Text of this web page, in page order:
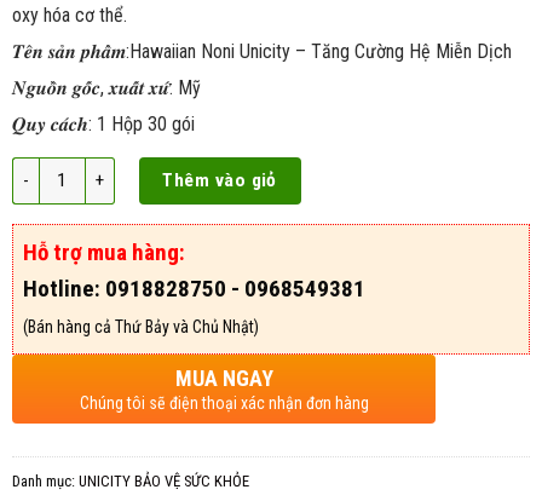
oxy hóa cơ thể.
𝑻𝒆̂𝒏 𝒔𝒂̉𝒏 𝒑𝒉𝒂̂̉𝒎:Hawaiian Noni Unicity – Tăng Cường Hệ Miễn Dịch
𝑵𝒈𝒖𝒐̂̀𝒏 𝒈𝒐̂́𝒄, 𝒙𝒖𝒂̂́𝒕 𝒙𝒖̛́: Mỹ
𝑸𝒖𝒚 𝒄𝒂́𝒄𝒉: 1 Hộp 30 gói
Thêm vào giỏ
Hỗ trợ mua hàng:
Hotline: 0918828750 - 0968549381
(Bán hàng cả Thứ Bảy và Chủ Nhật)
MUA NGAY
Chúng tôi sẽ điện thoại xác nhận đơn hàng
Danh mục: UNICITY BẢO VỆ SỨC KHỎE